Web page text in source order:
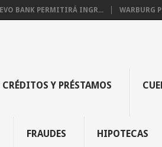
EVO BANK PERMITIRÁ INGR... WARBURG
CRÉDITOS Y PRÉSTAMOS
FRAUDES HIPOTECAS